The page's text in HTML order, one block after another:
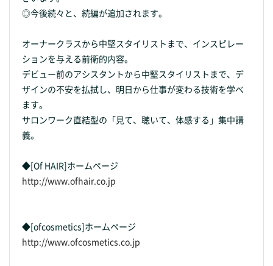
◎今後続々と、続編が追加されます。
オーナークラスから中堅スタイリストまで、インスピレー
ションを与える前衛的内容。
デビュー前のアシスタントから中堅スタイリストまで、デ
ザインの不安を払拭し、明日から仕事が変わる技術を学べ
ます。
サロンワーク直結型の「見て、聴いて、体感する」集中講
義。
◆[Of HAIR]ホームページ
http://www.ofhair.co.jp
◆[ofcosmetics]ホームページ
http://www.ofcosmetics.co.jp